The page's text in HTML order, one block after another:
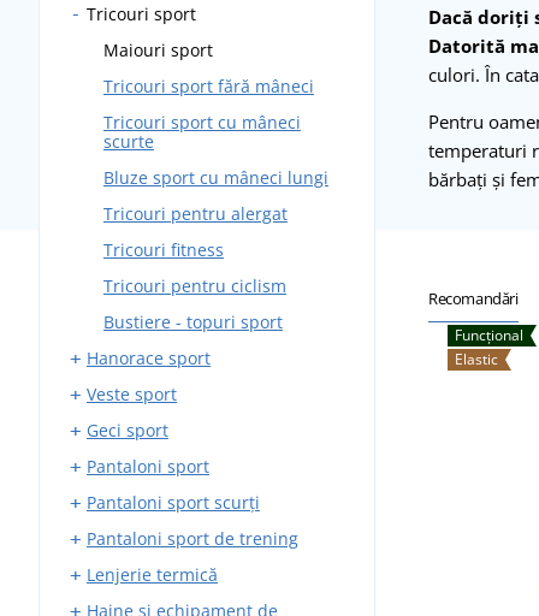
Dacă doriţi
Datorită
culori. În
Pentru
temperaturi
bărbați și
Tricouri sport
Maiouri sport
Tricouri sport fără mâneci
Tricouri sport cu mâneci
scurte
Bluze sport cu mâneci lungi
Tricouri pentru alergat
Tricouri fitness
Tricouri pentru ciclism
Bustiere - topuri sport
Hanorace sport
Hanorace sport cu fermoar
Hanorace sport fără fermoar
Veste sport
Veste softshell
Veste outdoor
Geci sport
Geci sport softshell
Geci sport matlasate
Geci de alergare
Geci outdoor
Pantaloni sport
Pantaloni de alergare
Pantaloni de sport elastici
Pantaloni softshell
Pantaloni sport scurți
Pantaloni scurți de alergare
Pantaloni scurți elastici
Pantaloni scurți de ciclism
Pantaloni sport de trening
Pantaloni trening de alergat
Pantaloni de trening fitness
Lenjerie termică
Șosete termice
Haine și echipament de
Recomandări
Funcțional
Elastic